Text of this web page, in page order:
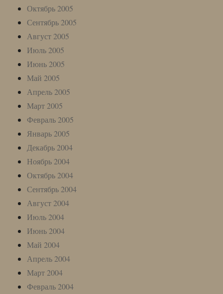
Октябрь 2005
Сентябрь 2005
Август 2005
Июль 2005
Июнь 2005
Май 2005
Апрель 2005
Март 2005
Февраль 2005
Январь 2005
Декабрь 2004
Ноябрь 2004
Октябрь 2004
Сентябрь 2004
Август 2004
Июль 2004
Июнь 2004
Май 2004
Апрель 2004
Март 2004
Февраль 2004